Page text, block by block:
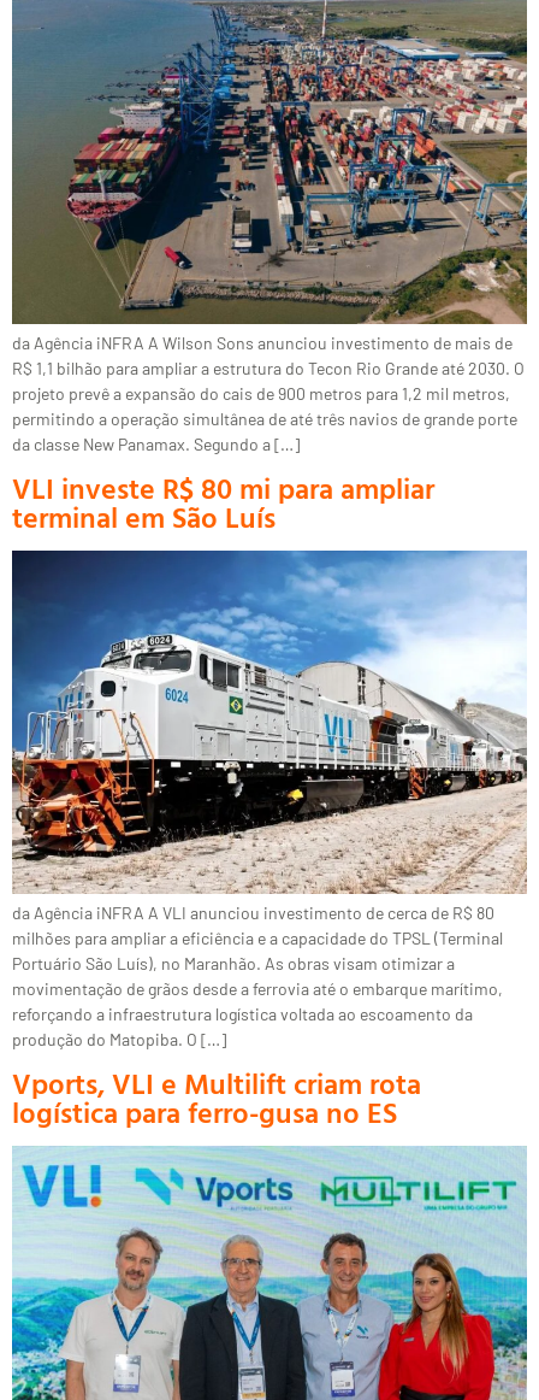
da Agência iNFRA A Wilson Sons anunciou investimento de mais de
R$ 1,1 bilhão para ampliar a estrutura do Tecon Rio Grande até 2030. O
projeto prevê a expansão do cais de 900 metros para 1,2 mil metros,
permitindo a operação simultânea de até três navios de grande porte
da classe New Panamax. Segundo a […]
VLI investe R$ 80 mi para ampliar
terminal em São Luís
da Agência iNFRA A VLI anunciou investimento de cerca de R$ 80
milhões para ampliar a eficiência e a capacidade do TPSL (Terminal
Portuário São Luís), no Maranhão. As obras visam otimizar a
movimentação de grãos desde a ferrovia até o embarque marítimo,
reforçando a infraestrutura logística voltada ao escoamento da
produção do Matopiba. O […]
Vports, VLI e Multilift criam rota
logística para ferro-gusa no ES